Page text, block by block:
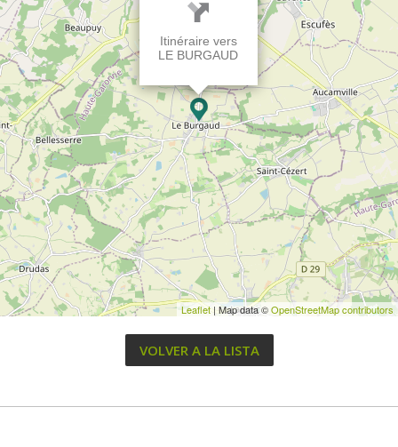
Itinéraire vers
LE BURGAUD
Leaflet| Map data ©OpenStreetMap contributors
VOLVER A LA LISTA